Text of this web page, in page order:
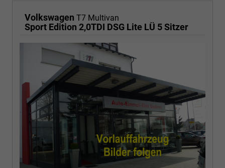
Volkswagen T7 Multivan
Sport Edition 2,0TDI DSG Lite LÜ 5 Sitzer